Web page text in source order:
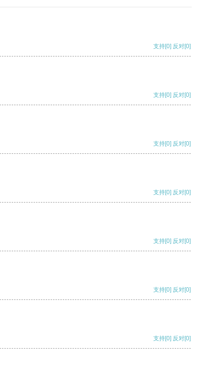
支持[0] 反对[0]
支持[0] 反对[0]
支持[0] 反对[0]
支持[0] 反对[0]
支持[0] 反对[0]
支持[0] 反对[0]
支持[0] 反对[0]